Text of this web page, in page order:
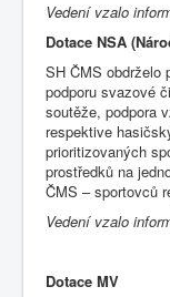
Vedení vzalo
Dotace NSA
SH ČMS obdrželo
podporu svazové
soutěže, podpora
respektive
prioritizovaných
prostředků na
ČMS – sportovců
Vedení vzalo
Dotace MV